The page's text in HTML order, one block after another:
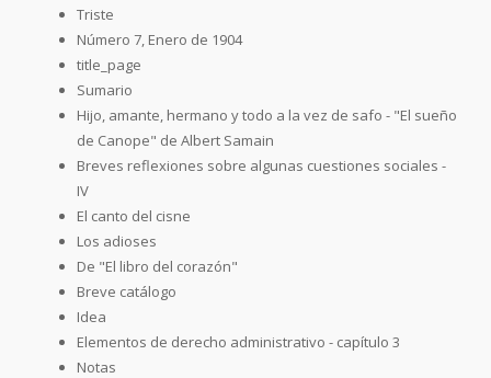
Triste
Número 7, Enero de 1904
title_page
Sumario
Hijo, amante, hermano y todo a la vez de safo - "El sueño
de Canope" de Albert Samain
Breves reflexiones sobre algunas cuestiones sociales -
IV
El canto del cisne
Los adioses
De "El libro del corazón"
Breve catálogo
Idea
Elementos de derecho administrativo - capítulo 3
Notas